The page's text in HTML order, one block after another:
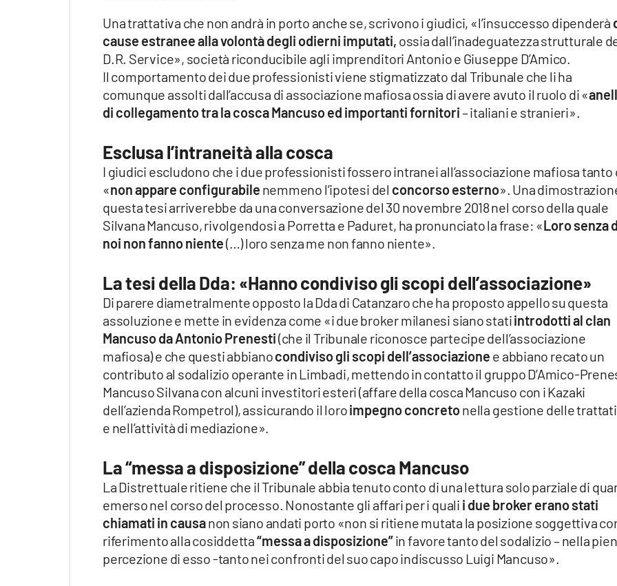
Una trattativa che non andrà in porto anche se, scrivono i giudici, «l’insuccesso dipenderà
cause estranee alla volontà degli odierni imputati, ossia dall’inadeguatezza strutturale
D.R. Service», società riconducibile agli imprenditori Antonio e Giuseppe D’Amico.
Il comportamento dei due professionisti viene stigmatizzato dal Tribunale che li ha
comunque assolti dall’accusa di associazione mafiosa ossia di avere avuto il ruolo di «
di collegamento tra la cosca Mancuso ed importanti fornitori– italiani e stranieri».
Esclusa l’intraneità alla cosca
I giudici escludono che i due professionisti fossero intranei all’associazione mafiosa tanto
«non appare configurabile nemmeno l’ipotesi del concorso esterno». Una
questa tesi arriverebbe da una conversazione del 30 novembre 2018 nel corso della quale
Silvana Mancuso, rivolgendosi a Porretta e Paduret, ha pronunciato la frase: «Loro senza
noi non fanno niente(…) loro senza me non fanno niente».
La tesi della Dda: «Hanno condiviso gli scopi dell’associazione»
Di parere diametralmente opposto la Dda di Catanzaro che ha proposto appello su questa
assoluzione e mette in evidenza come «i due broker milanesi siano statiintrodotti al clan
Mancuso da Antonio Prenesti(che il Tribunale riconosce partecipe dell’associazione
mafiosa) e che questi abbianocondiviso gli scopi dell’associazione e abbiano recato un
contributo al sodalizio operante in Limbadi, mettendo in contatto il gruppo D’Amico-
Mancuso Silvana con alcuni investitori esteri (affare della cosca Mancuso con i Kazaki
dell’azienda Rompetrol), assicurando il loroimpegno concretonella gestione delle
e nell’attività di mediazione».
La “messa a disposizione” della cosca Mancuso
La Distrettuale ritiene che il Tribunale abbia tenuto conto di una lettura solo parziale di
emerso nel corso del processo. Nonostante gli affari per i quali i due broker erano stati
chiamati in causanon siano andati porto «non si ritiene mutata la posizione soggettiva
riferimento alla cosiddetta“messa a disposizione”in favore tanto del sodalizio – nella
percezione di esso -tanto nei confronti del suo capo indiscusso Luigi Mancuso».